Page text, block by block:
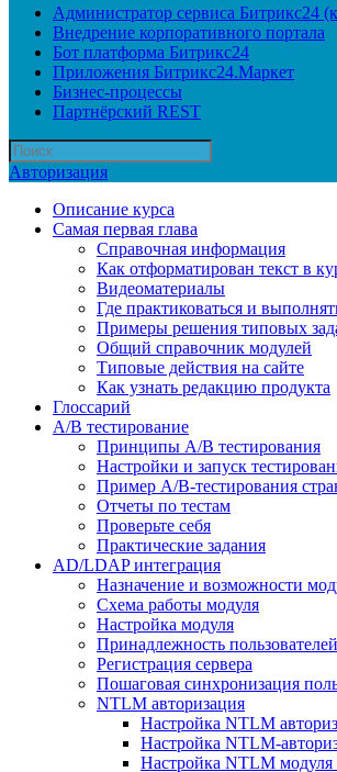
Администратор сервиса Битрикс24
Внедрение корпоративного портала
Бот платформа Битрикс24
Приложения Битрикс24.Маркет
Бизнес-процессы
Партнёрский REST
Авторизация
Описание курса
Самая первая глава
Справочная информация
Как отформатирован текст в
Видеоматериалы
Где практиковаться и
Примеры решения типовых
Общий справочник модулей
Типовые действия на сайте
Как узнать редакцию продукта
Глоссарий
A/B тестирование
Принципы A/B тестирования
Настройки и запуск
Пример A/B-тестирования
Отчеты по тестам
Проверьте себя
Практические задания
AD/LDAP интеграция
Назначение и возможности
Схема работы модуля
Настройка модуля
Принадлежность
Регистрация сервера
Пошаговая синхронизация
NTLM авторизация
Настройка NTLM
Настройка NTLM-
Настройка NTLM